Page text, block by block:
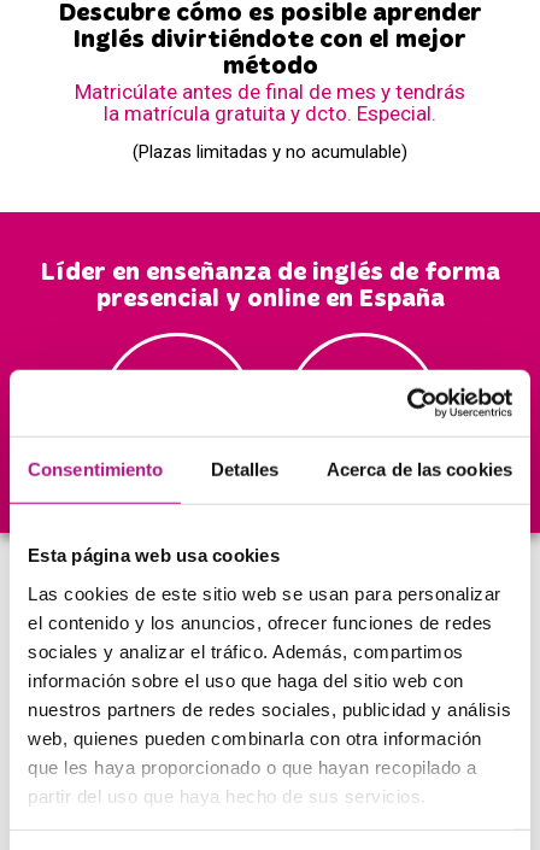
Consentimiento Detalles Acerca de las cookies
Esta página web usa cookies
Las cookies de este sitio web se usan para personalizar
el contenido y los anuncios, ofrecer funciones de redes
sociales y analizar el tráfico. Además, compartimos
información sobre el uso que haga del sitio web con
nuestros partners de redes sociales, publicidad y análisis
web, quienes pueden combinarla con otra información
que les haya proporcionado o que hayan recopilado a
partir del uso que haya hecho de sus servicios.
Descubre cómo es posible aprender
Inglés divirtiéndote con el mejor
método
Matricúlate antes de final de mes y tendrás
la matrícula gratuita y dcto. Especial.
(Plazas limitadas y no acumulable)
Líder en enseñanza de inglés de forma
presencial y online en España
150.000
nos avalan
39
toda España
en las
Método orientado en la
conversación
Con nuestro método100% Living Englishya no tendrás
excusaspara hablar inglés desde el minuto cero.